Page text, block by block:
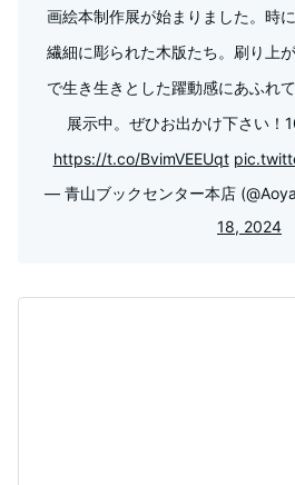
画絵本制作展が始まりました。時
繊細に彫られた木版たち。刷り上
で生き生きとした躍動感にあふれ
展示中。ぜひお出かけ下さい！
https://t.co/BvimVEEUqt
— 青山ブックセンター本店
18, 2024